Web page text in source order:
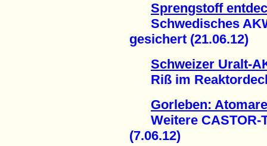
Sprengstoff
Schwedisches
gesichert (21.06.12)
Schweizer Uralt-
Riß im
Gorleben:
Weitere CASTOR-
(7.06.12)